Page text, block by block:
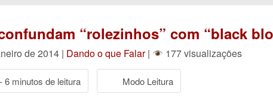
“rolezinhos” com “black
de 2014 | Dando o que Falar| 177 visualizações
6 minutos de leitura Modo Leitura